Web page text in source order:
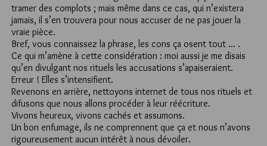
tramer des complots ; mais même dans ce cas, qui n’existera
jamais, il s’en trouvera pour nous accuser de ne pas jouer la
vraie pièce.
Bref, vous connaissez la phrase, les cons ça osent tout … .
Ce qui m’amène à cette considération : moi aussi je me disais
qu’en divulgant nos rituels les accusations s’apaiseraient.
Erreur ! Elles s’intensifient.
Revenons en arrière, nettoyons internet de tous nos rituels et
difusons que nous allons procéder à leur réécriture.
Vivons heureux, vivons cachés et assumons.
Un bon enfumage, ils ne comprennent que ça et nous n’avons
rigoureusement aucun intérêt à nous dévoiler.